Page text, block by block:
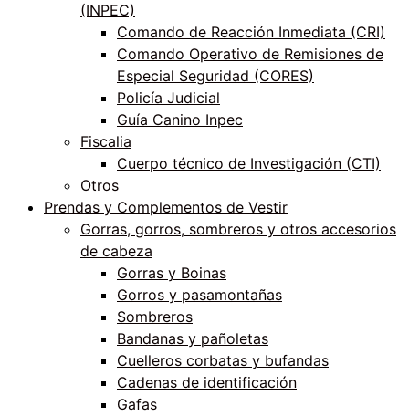
(INPEC)
Comando de Reacción Inmediata (CRI)
Comando Operativo de Remisiones de
Especial Seguridad (CORES)
Policía Judicial
Guía Canino Inpec
Fiscalia
Cuerpo técnico de Investigación (CTI)
Otros
Prendas y Complementos de Vestir
Gorras, gorros, sombreros y otros accesorios
de cabeza
Gorras y Boinas
Gorros y pasamontañas
Sombreros
Bandanas y pañoletas
Cuelleros corbatas y bufandas
Cadenas de identificación
Gafas